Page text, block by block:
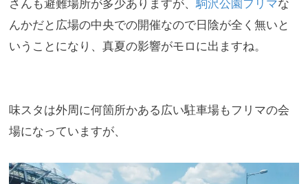
さんも避難場所が多少ありますが、駒沢公園フリマな
んかだと広場の中央での開催なので日陰が全く無いと
いうことになり、真夏の影響がモロに出ますね。
味スタは外周に何箇所かある広い駐車場もフリマの会
場になっていますが、